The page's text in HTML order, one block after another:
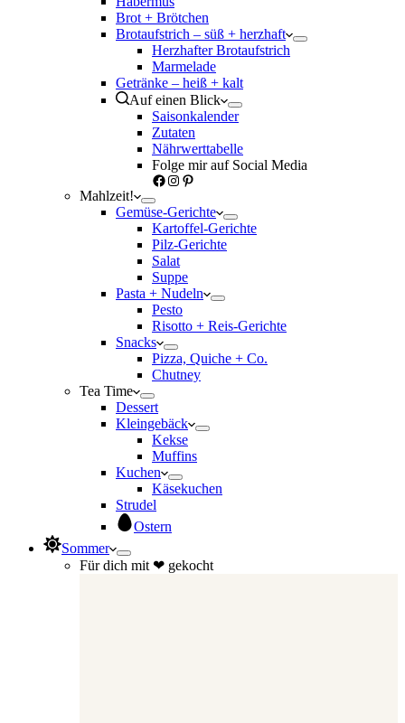
Brot + Brötchen
Brotaufstrich – süß + herzhaft
Herzhafter Brotaufstrich
Marmelade
Getränke – heiß + kalt
Auf einen Blick
Saisonkalender
Zutaten
Nährwerttabelle
Folge mir auf Social Media
Facebook
Instagram
Pinterest
Mahlzeit!
Gemüse-Gerichte
Kartoffel-Gerichte
Pilz-Gerichte
Salat
Suppe
Pasta + Nudeln
Pesto
Risotto + Reis-Gerichte
Snacks
Pizza, Quiche + Co.
Chutney
Tea Time
Dessert
Kleingebäck
Kekse
Muffins
Kuchen
Käsekuchen
Strudel
Ostern
Sommer
Für dich mit ❤ gekocht